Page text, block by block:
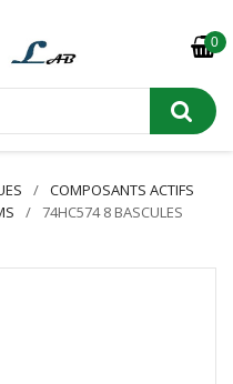
0
COMPOSANTS ACTIFS
74HC574 8 BASCULES